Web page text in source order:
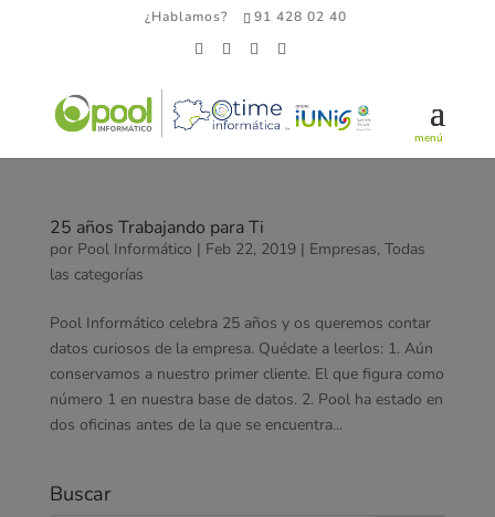
¿Hablamos? 91 428 02 40
25 años Trabajando para Ti
por Pool Informático | Feb 22, 2019| Empresas, Todas
las categorías
Pool Informático celebra 25 años y os queremos contar
datos curiosos de la empresa. Quédate a leerlos: 1. Aún
conservamos a nuestro primer cliente. El que figura como
número 1 en nuestra base de datos. 2. Pool ha estado en
dos oficinas antes de la que se encuentra...
Buscar